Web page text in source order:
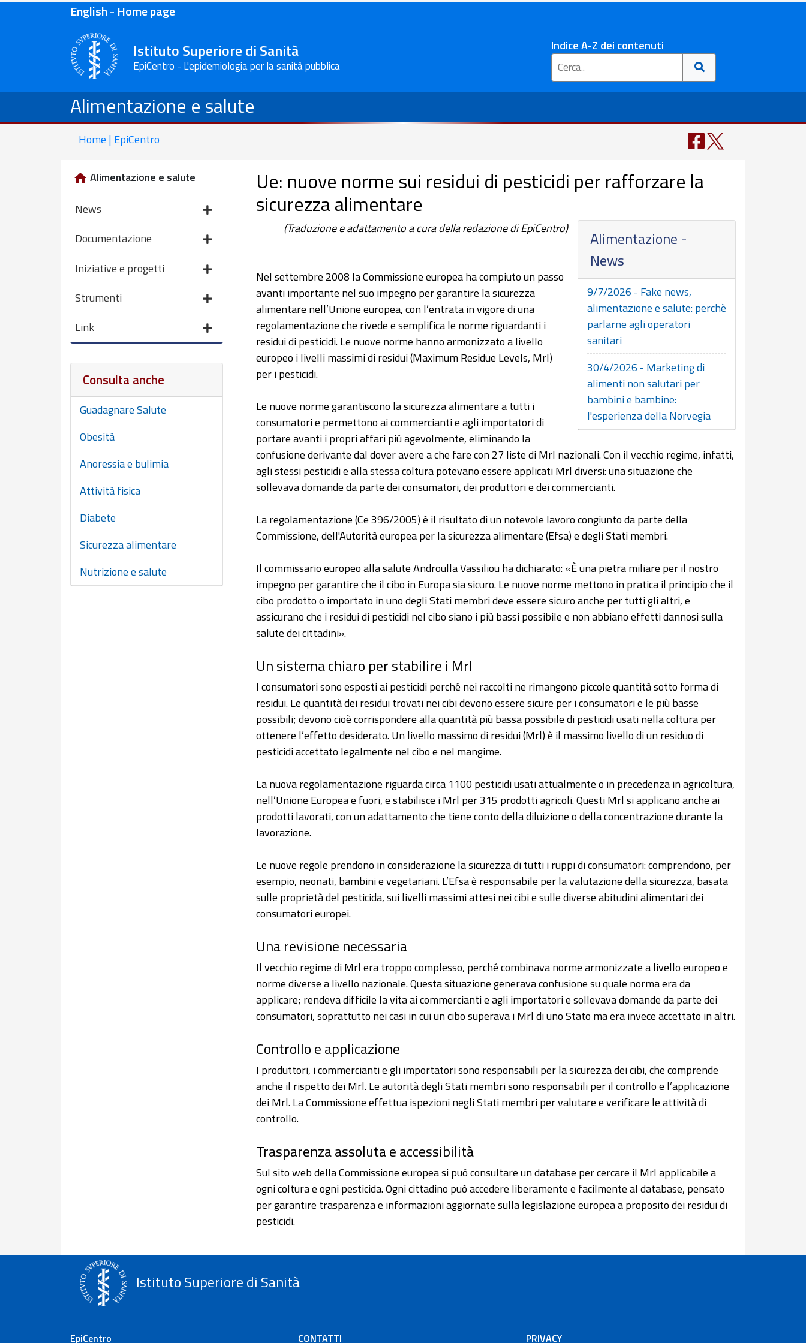
English - Home page
Istituto Superiore di Sanità
EpiCentro - L'epidemiologia per la sanità pubblica
Indice A-Z dei contenuti
Alimentazione e salute
Home | EpiCentro
Alimentazione e salute
News
Documentazione
Iniziative e progetti
Strumenti
Link
Consulta anche
Guadagnare Salute
Obesità
Anoressia e bulimia
Attività fisica
Diabete
Sicurezza alimentare
Nutrizione e salute
Ue: nuove norme sui residui di pesticidi per rafforzare la
sicurezza alimentare
Alimentazione -
News
9/7/2026 - Fake news,
alimentazione e salute: perchè
parlarne agli operatori
sanitari
30/4/2026 - Marketing di
alimenti non salutari per
bambini e bambine:
l'esperienza della Norvegia
(Traduzione e adattamento a cura della redazione di EpiCentro)
Nel settembre 2008 la Commissione europea ha compiuto un passo
avanti importante nel suo impegno per garantire la sicurezza
alimentare nell’Unione europea, con l’entrata in vigore di una
regolamentazione che rivede e semplifica le norme riguardanti i
residui di pesticidi. Le nuove norme hanno armonizzato a livello
europeo i livelli massimi di residui (Maximum Residue Levels, Mrl)
per i pesticidi.
Le nuove norme garantiscono la sicurezza alimentare a tutti i
consumatori e permettono ai commercianti e agli importatori di
portare avanti i propri affari più agevolmente, eliminando la
confusione derivante dal dover avere a che fare con 27 liste di Mrl nazionali. Con il vecchio regime, infatti,
agli stessi pesticidi e alla stessa coltura potevano essere applicati Mrl diversi: una situazione che
sollevava domande da parte dei consumatori, dei produttori e dei commercianti.
La regolamentazione (Ce 396/2005) è il risultato di un notevole lavoro congiunto da parte della
Commissione, dell'Autorità europea per la sicurezza alimentare (Efsa) e degli Stati membri.
Il commissario europeo alla salute Androulla Vassiliou ha dichiarato: «È una pietra miliare per il nostro
impegno per garantire che il cibo in Europa sia sicuro. Le nuove norme mettono in pratica il principio che il
cibo prodotto o importato in uno degli Stati membri deve essere sicuro anche per tutti gli altri, e
assicurano che i residui di pesticidi nel cibo siano i più bassi possibile e non abbiano effetti dannosi sulla
salute dei cittadini».
Un sistema chiaro per stabilire i Mrl
I consumatori sono esposti ai pesticidi perché nei raccolti ne rimangono piccole quantità sotto forma di
residui. Le quantità dei residui trovati nei cibi devono essere sicure per i consumatori e le più basse
possibili; devono cioè corrispondere alla quantità più bassa possibile di pesticidi usati nella coltura per
ottenere l’effetto desiderato. Un livello massimo di residui (Mrl) è il massimo livello di un residuo di
pesticidi accettato legalmente nel cibo e nel mangime.
La nuova regolamentazione riguarda circa 1100 pesticidi usati attualmente o in precedenza in agricoltura,
nell’Unione Europea e fuori, e stabilisce i Mrl per 315 prodotti agricoli. Questi Mrl si applicano anche ai
prodotti lavorati, con un adattamento che tiene conto della diluizione o della concentrazione durante la
lavorazione.
Le nuove regole prendono in considerazione la sicurezza di tutti i ruppi di consumatori: comprendono, per
esempio, neonati, bambini e vegetariani. L’Efsa è responsabile per la valutazione della sicurezza, basata
sulle proprietà del pesticida, sui livelli massimi attesi nei cibi e sulle diverse abitudini alimentari dei
consumatori europei.
Una revisione necessaria
Il vecchio regime di Mrl era troppo complesso, perché combinava norme armonizzate a livello europeo e
norme diverse a livello nazionale. Questa situazione generava confusione su quale norma era da
applicare; rendeva difficile la vita ai commercianti e agli importatori e sollevava domande da parte dei
consumatori, soprattutto nei casi in cui un cibo superava i Mrl di uno Stato ma era invece accettato in altri.
Controllo e applicazione
I produttori, i commercianti e gli importatori sono responsabili per la sicurezza dei cibi, che comprende
anche il rispetto dei Mrl. Le autorità degli Stati membri sono responsabili per il controllo e l’applicazione
dei Mrl. La Commissione effettua ispezioni negli Stati membri per valutare e verificare le attività di
controllo.
Trasparenza assoluta e accessibilità
Sul sito web della Commissione europea si può consultare un database per cercare il Mrl applicabile a
ogni coltura e ogni pesticida. Ogni cittadino può accedere liberamente e facilmente al database, pensato
per garantire trasparenza e informazioni aggiornate sulla legislazione europea a proposito dei residui di
pesticidi.
Istituto Superiore di Sanità
EpiCentro CONTATTI PRIVACY